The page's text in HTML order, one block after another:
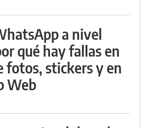
a nivel
qué hay fallas en
fotos, stickers y en
Web